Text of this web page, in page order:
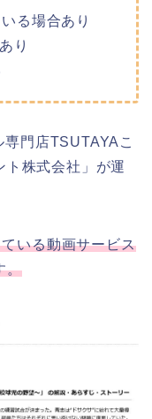
る場合あり
り
門店TSUTAYAこ
ト株式会社」が運
いる動画サービス
。